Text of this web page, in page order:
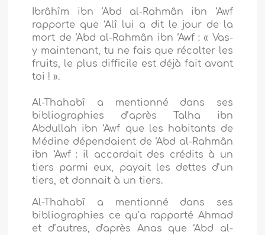
Ibrâhîm ibn ‘Abd al-Rahmân ibn ‘Awf
rapporte que ‘Alî lui a dit le jour de la
mort de ‘Abd al-Rahmân ibn ‘Awf : « Vas-
y maintenant, tu ne fais que récolter les
fruits, le plus difficile est déjà fait avant
toi ! ».
Al-Thahabî a mentionné dans ses
bibliographies d’après Talha ibn
Abdullah ibn ‘Awf que les habitants de
Médine dépendaient de ‘Abd al-Rahmân
ibn ‘Awf : il accordait des crédits à un
tiers parmi eux, payait les dettes d’un
tiers, et donnait à un tiers.
Al-Thahabî a mentionné dans ses
bibliographies ce qu’a rapporté Ahmad
et d’autres, d'après Anas que ‘Abd al-